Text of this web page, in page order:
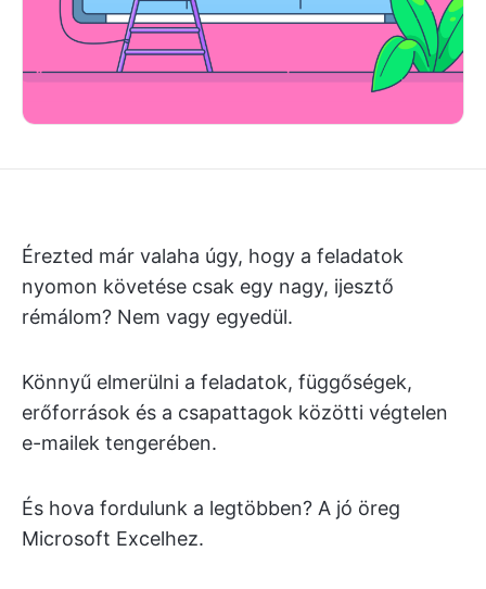
Érezted már valaha úgy, hogy a feladatok
nyomon követése csak egy nagy, ijesztő
rémálom? Nem vagy egyedül.
Könnyű elmerülni a feladatok, függőségek,
erőforrások és a csapattagok közötti végtelen
e-mailek tengerében.
És hova fordulunk a legtöbben? A jó öreg
Microsoft Excelhez.